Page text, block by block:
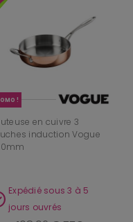
!
en cuivre 3
induction Vogue
Expédié sous 3 à 5
jours ouvrés